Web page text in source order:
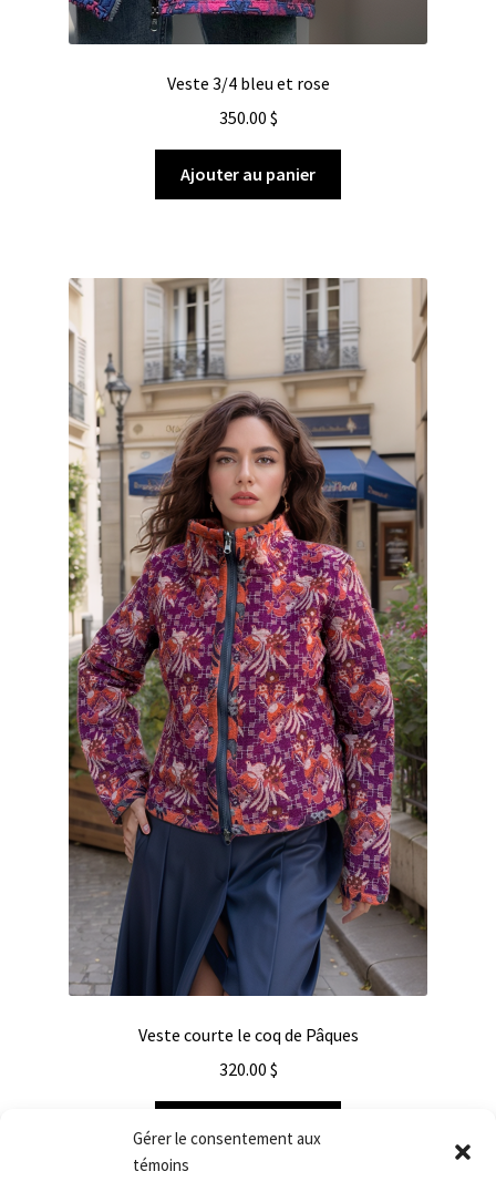
Gérer le consentement aux
témoins
Veste 3/4 bleu et rose
350.00 $
Ajouter au panier
Veste courte le coq de Pâques
320.00 $